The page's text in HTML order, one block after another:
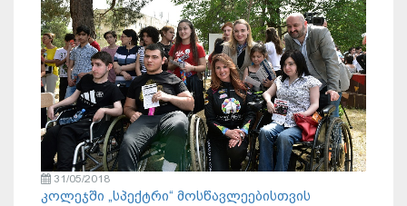
31/05/2018
კოლეჯში „სპექტრი“ მოსწავლეებისთვის